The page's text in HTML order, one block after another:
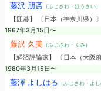
藤沢 朋斎 （ふじさわ・ほうさい）
【囲碁】 〔日本（神奈川県）〕
1967年3月15日〜
藤沢 久美（ふじさわ・くみ）
【経済評論家】 〔日本（大阪府
1980年3月15日〜
藤澤 よしはる （ふじさわ・よし